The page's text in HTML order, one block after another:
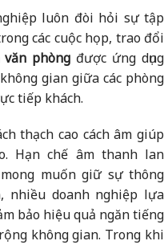
luôn đòi hỏi sự tập
các cuộc họp, trao đổi
văn phòng được ứng dụng
gian giữa các phòng
tiếp khách.
thạch cao cách âm giúp
Hạn chế âm thanh lan
muốn giữ sự thông
nhiều doanh nghiệp lựa
bảo hiệu quả ngăn tiếng
không gian. Trong khi